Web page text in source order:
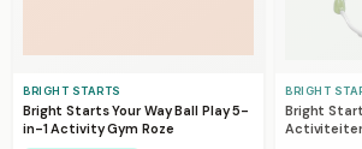
BRIGHT STARTS
Bright Starts Your Way Ball Play 5-
in-1 Activity Gym Roze
BRIGHT
Bright